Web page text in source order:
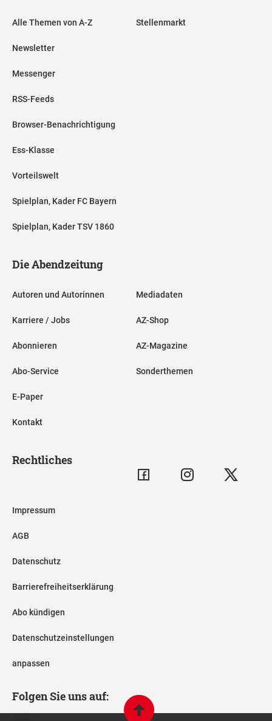
Alle Themen von A-Z
Newsletter
Messenger
RSS-Feeds
Browser-Benachrichtigung
Ess-Klasse
Vorteilswelt
Spielplan, Kader FC Bayern
Spielplan, Kader TSV 1860
Stellenmarkt
Die Abendzeitung
Autoren und Autorinnen
Karriere / Jobs
Abonnieren
Abo-Service
E-Paper
Kontakt
Mediadaten
AZ-Shop
AZ-Magazine
Sonderthemen
Rechtliches
Impressum
AGB
Datenschutz
Barrierefreiheitserklärung
Abo kündigen
Datenschutzeinstellungen
anpassen
Folgen Sie uns auf: